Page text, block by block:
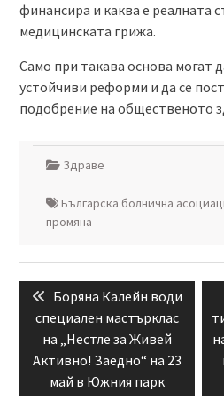
финансира и каква е реалната
медицинската грижа.
Само при такава основа могат
устойчиви реформи и да се
подобрение на общественото
Здраве
Българска болнична
промяна
Previous
post:
Боряна Калейн води
специален мастърклас
на „Нестле за Живей
Активно! Заедно“ на 23
май в Южния парк